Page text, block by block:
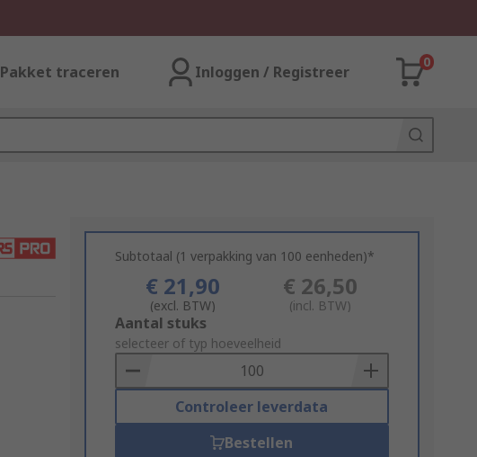
Pakket traceren Inloggen / Registreer
0
Subtotaal (1 verpakking van 100 eenheden)*
€ 21,90
(excl. BTW)
€ 26,50
(incl. BTW)
Add
to
Basket
Aantal stuks
selecteer of typ hoeveelheid
Controleer leverdata
Bestellen